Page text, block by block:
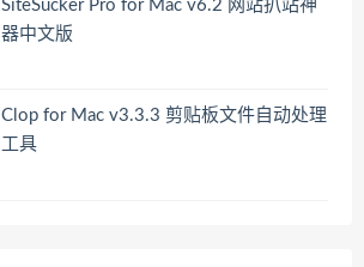
SiteSucker Pro for Mac v6.2 网站扒站神
器中文版
Clop for Mac v3.3.3 剪贴板文件自动处理
工具